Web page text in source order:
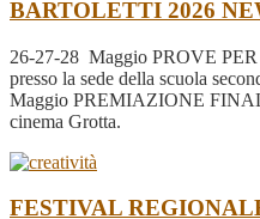
BARTOLETTI 2026
26-27-28 Maggio PROVE
presso la sede della scuola
Maggio PREMIAZIONE
cinema Grotta.
FESTIVAL